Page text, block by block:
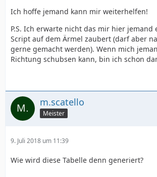
Ich hoffe jemand kann mir weiterhelfen!
P.S. Ich erwarte nicht das mir hier jemand
Script auf dem Ärmel zaubert (darf aber
gerne gemacht werden). Wenn mich
Richtung schubsen kann, bin ich schon
m.scatello
Meister
9. Juli 2018 um 11:39
Wie wird diese Tabelle denn generiert?